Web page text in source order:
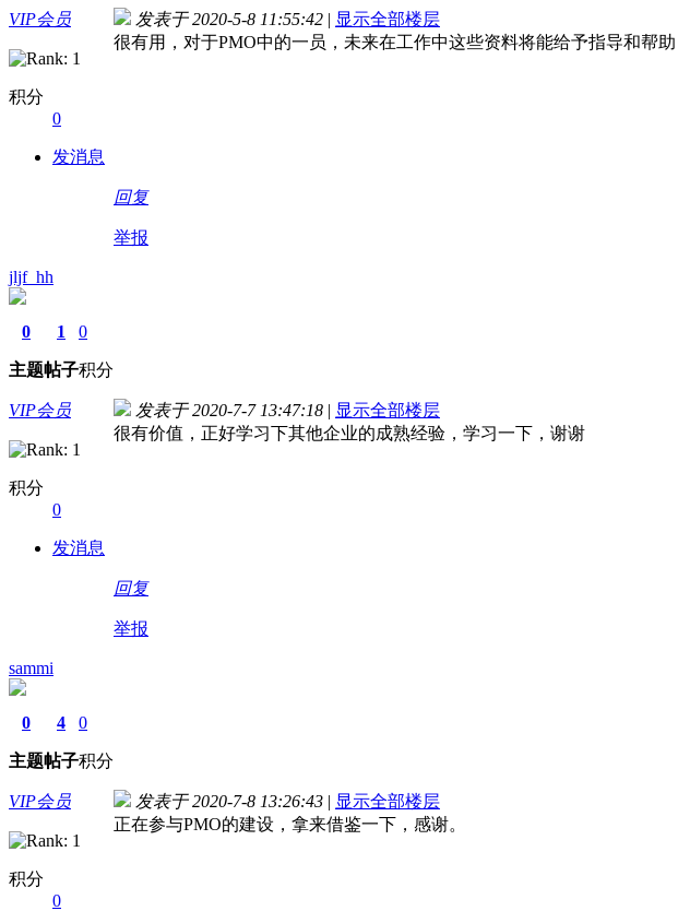
VIP会员
积分
0
发消息
发表于 2020-5-8 11:55:42 | 显示全部楼层
很有用，对于PMO中的一员，未来在工作中这些资料将能给予指导和帮助
回复
举报
jljf_hh
0
主题
1
帖子
0
积分
VIP会员
积分
0
发消息
发表于 2020-7-7 13:47:18 | 显示全部楼层
很有价值，正好学习下其他企业的成熟经验，学习一下，谢谢
回复
举报
sammi
0
主题
4
帖子
0
积分
VIP会员
积分
0
发表于 2020-7-8 13:26:43 | 显示全部楼层
正在参与PMO的建设，拿来借鉴一下，感谢。